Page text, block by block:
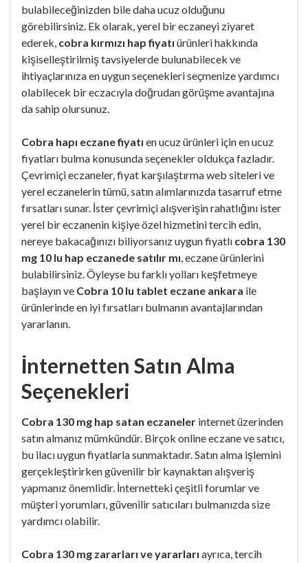
bulabileceğinizden bile daha ucuz olduğunu
görebilirsiniz. Ek olarak, yerel bir eczaneyi ziyaret
ederek, cobra kırmızı hap fiyatı ürünleri hakkında
kişiselleştirilmiş tavsiyelerde bulunabilecek ve
ihtiyaçlarınıza en uygun seçenekleri seçmenize yardımcı
olabilecek bir eczacıyla doğrudan görüşme avantajına
da sahip olursunuz.
Cobra hapı eczane fiyatı en ucuz ürünleri için en ucuz
fiyatları bulma konusunda seçenekler oldukça fazladır.
Çevrimiçi eczaneler, fiyat karşılaştırma web siteleri ve
yerel eczanelerin tümü, satın alımlarınızda tasarruf etme
fırsatları sunar. İster çevrimiçi alışverişin rahatlığını ister
yerel bir eczanenin kişiye özel hizmetini tercih edin,
nereye bakacağınızı biliyorsanız uygun fiyatlı cobra 130
mg 10 lu hap eczanede satılır mı , eczane ürünlerini
bulabilirsiniz. Öyleyse bu farklı yolları keşfetmeye
başlayın ve Cobra 10 lu tablet eczane ankara ile
ürünlerinde en iyi fırsatları bulmanın avantajlarından
yararlanın.
İnternetten Satın Alma
Seçenekleri
Cobra 130 mg hap satan eczaneler internet üzerinden
satın almanız mümkündür. Birçok online eczane ve satıcı,
bu ilacı uygun fiyatlarla sunmaktadır. Satın alma işlemini
gerçekleştirirken güvenilir bir kaynaktan alışveriş
yapmanız önemlidir. İnternetteki çeşitli forumlar ve
müşteri yorumları, güvenilir satıcıları bulmanızda size
yardımcı olabilir.
Cobra 130 mg zararları ve yararları ayrıca, tercih